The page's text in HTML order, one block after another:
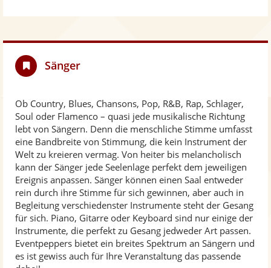
Sänger
Ob Country, Blues, Chansons, Pop, R&B, Rap, Schlager,
Soul oder Flamenco – quasi jede musikalische Richtung
lebt von Sängern. Denn die menschliche Stimme umfasst
eine Bandbreite von Stimmung, die kein Instrument der
Welt zu kreieren vermag. Von heiter bis melancholisch
kann der Sänger jede Seelenlage perfekt dem jeweiligen
Ereignis anpassen. Sänger können einen Saal entweder
rein durch ihre Stimme für sich gewinnen, aber auch in
Begleitung verschiedenster Instrumente steht der Gesang
für sich. Piano, Gitarre oder Keyboard sind nur einige der
Instrumente, die perfekt zu Gesang jedweder Art passen.
Eventpeppers bietet ein breites Spektrum an Sängern und
es ist gewiss auch für Ihre Veranstaltung das passende